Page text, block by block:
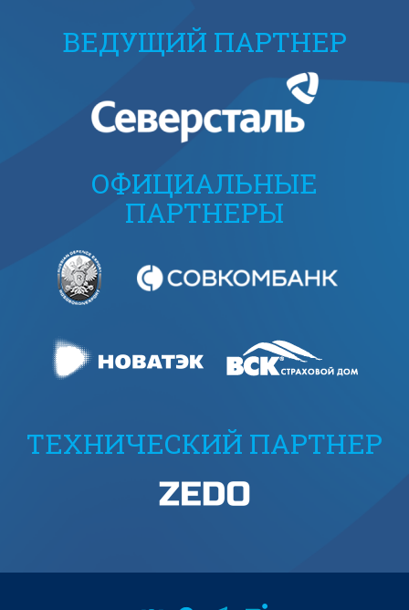
ВЕДУЩИЙ ПАРТНЕР
ОФИЦИАЛЬНЫЕ
ПАРТНЕРЫ
ТЕХНИЧЕСКИЙ ПАРТНЕР